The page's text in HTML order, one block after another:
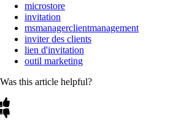
microstore
invitation
msmanagerclientmanagement
inviter des clients
lien d'invitation
outil marketing
Was this article helpful?